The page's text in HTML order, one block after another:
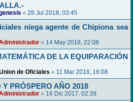
« 28 Jul 2018, 03:45
niega agente de Chipiona sea
« 14 May 2018, 22:08
DE LA EQUIPARACIÓN
de Oficiales « 11 Mar 2018, 16:08
Y PRÓSPERO AÑO 2018
« 16 Dic 2017, 02:39